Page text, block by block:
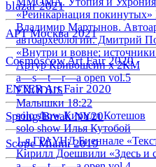
blazar 2021
АРТ Москва 2021
Cosmoscow Art Fair 2020
ENTER Art Fair 2020
Spring/Break NY20
Scope Miami 2019
«Реинкарнация покинутых»
Владимир Мартынов.
автоархеологии. Дмитрий
«Внутри и вовне:
Артур Кривошеин х 2КМ
a—s—t—r—a open vol.5
EXODUS
Малышки 18:22
solo show Кирилл Котешов
solo show Илья Кутобой
1-я ГРАУНД Биеннале
Кирилл Доешвили «Здесь и